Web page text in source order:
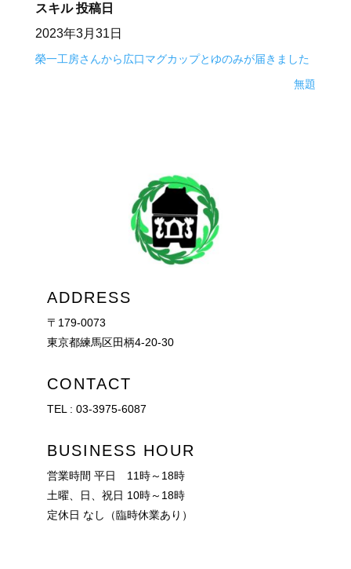
スキル 投稿日
2023年3月31日
榮一工房さんから広口マグカップとゆのみが届きました
無題
ADDRESS
〒179-0073
東京都練馬区田柄4-20-30
CONTACT
TEL : 03-3975-6087
BUSINESS HOUR
営業時間 平日 11時～18時
土曜、日、祝日 10時～18時
定休日 なし（臨時休業あり）